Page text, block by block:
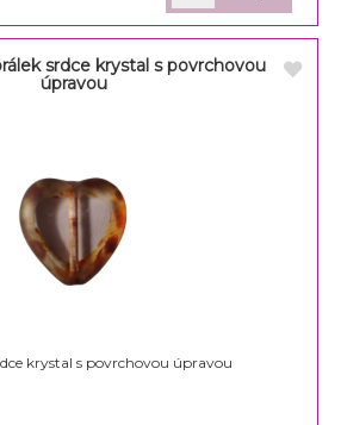
srdce krystal s povrchovou
úpravou
krystal s povrchovou úpravou